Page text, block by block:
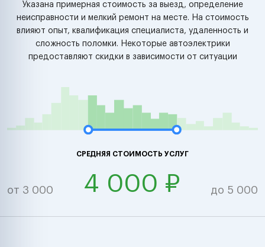
Указана примерная стоимость за выезд, определение
неисправности и мелкий ремонт на месте. На стоимость
влияют опыт, квалификация специалиста, удаленность и
сложность поломки. Некоторые автоэлектрики
предоставляют скидки в зависимости от ситуации
СРЕДНЯЯ СТОИМОСТЬ УСЛУГ
от 3 000 4 000 ₽ до 5 000